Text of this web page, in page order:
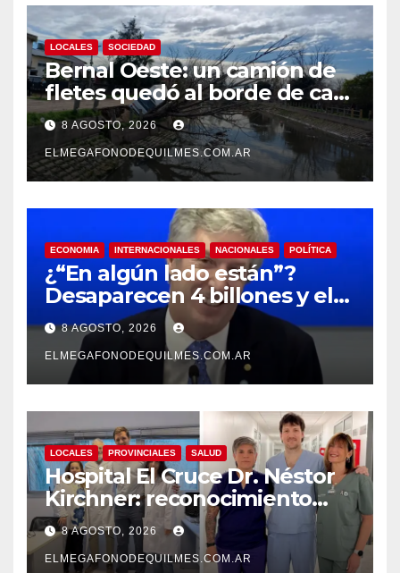
LOCALES SOCIEDAD
Bernal Oeste: un camión de
fletes quedó al borde de caer
al arroyo Las Piedras
8 AGOSTO, 2026
ELMEGAFONODEQUILMES.COM.AR
ECONOMIA INTERNACIONALES NACIONALES POLÍTICA
¿“En algún lado están”?
Desaparecen 4 billones y el
presidente del BCRA
responde con una risita
8 AGOSTO, 2026
ELMEGAFONODEQUILMES.COM.AR
LOCALES PROVINCIALES SALUD
Hospital El Cruce Dr. Néstor
Kirchner: reconocimiento
internacional a la calidad de
su atención
8 AGOSTO, 2026
ELMEGAFONODEQUILMES.COM.AR